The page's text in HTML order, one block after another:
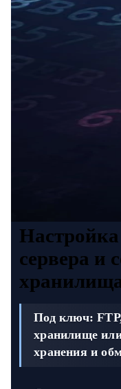
сервера и
Под ключ:
хранилище
хранения и